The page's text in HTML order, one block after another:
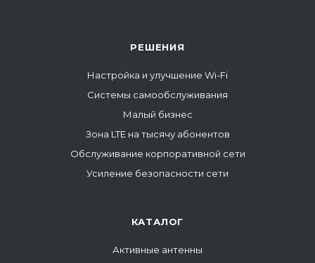
РЕШЕНИЯ
Настройка и улучшение Wi-Fi
Системы самообслуживания
Малый бизнес
Зона LTE на тысячу абонентов
Обслуживание корпоративной сети
Усиление безопасности сети
КАТАЛОГ
Активные антенны